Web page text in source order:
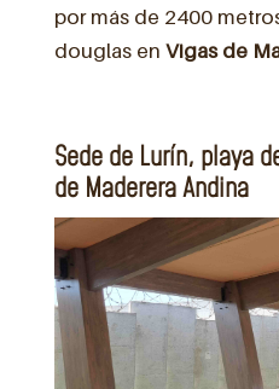
por más de 2400
douglas en Vigas de
Sede de Lurín, playa
de Maderera Andina